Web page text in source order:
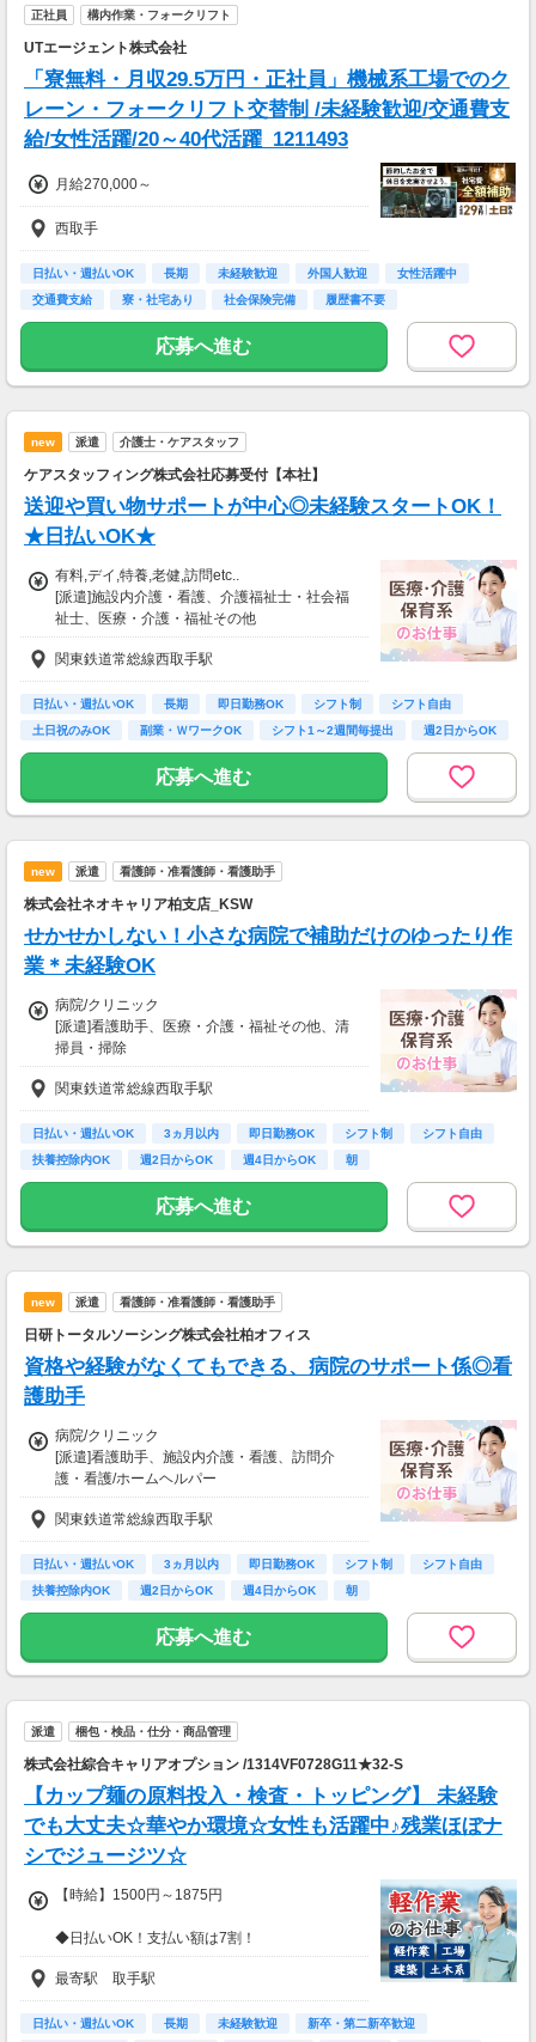
正社員 構内作業・フォークリフト
UTエージェント株式会社
「寮無料・月収29.5万円・正社員」機械系工場でのク
レーン・フォークリフト交替制 /未経験歓迎/交通費支
給/女性活躍/20～40代活躍_1211493
月給270,000～
西取手
日払い・週払いOK 長期 未経験歓迎 外国人歓迎
女性活躍中
交通費支給
寮・社宅あり 社会保険完備 履歴書不要
応募へ進む
new 派遣 介護士・ケアスタッフ
ケアスタッフィング株式会社応募受付【本社】
送迎や買い物サポートが中心◎未経験スタートOK！
★日払いOK★
有料,デイ,特養,老健,訪問etc..
[派遣]施設内介護・看護、介護福祉士・社会福
祉士、医療・介護・福祉その他
[派遣]時給1,650円～
※スタート時給は経験/スキルを考慮して決定
■残業手当
■深夜手当
■日払い/週払い/月払いOK
＜友人紹介インセンティブ＞
紹介されたご友人の就業が
続く限り半永久的に支給！
■就業時間176時間の場合
3名紹介/毎月15,840円UP
7名紹介/毎月36,960円UP
【交通費】
全額支給
少し距離のある方も安心です
※家チカ・駅チカなど通勤が楽な職場もご紹介
関東鉄道常総線西取手駅
日払い・週払いOK 長期 即日勤務OK シフト制
シフト自由
土日祝のみOK
副業・ＷワークOK シフト1～2週間毎提出 週2日からOK
応募へ進む
new 派遣 看護師・准看護師・看護助手
株式会社ネオキャリア柏支店_KSW
せかせかしない！小さな病院で補助だけのゆったり作
業＊未経験OK
病院/クリニック
[派遣]看護助手、医療・介護・福祉その他、清
掃員・掃除
[派遣]時給1,250円～
※22時～翌5時の就労は深夜時給適用
※お給料は最短で週払いOK！（規定有）
※残業代は別途全額支給
月給220000円（月22日勤務・実働1日8h）
※未経験の方：時給1250円で算出した場合とな
ります。
全額支給
※交通費全額支給（派遣先による）
関東鉄道常総線西取手駅
日払い・週払いOK 3ヵ月以内 即日勤務OK シフト制
シフト自由
扶養控除内OK
週2日からOK 週4日からOK 朝
応募へ進む
new 派遣 看護師・准看護師・看護助手
日研トータルソーシング株式会社柏オフィス
資格や経験がなくてもできる、病院のサポート係◎看
護助手
病院/クリニック
[派遣]看護助手、施設内介護・看護、訪問介
護・看護/ホームヘルパー
[派遣]時給1,280円～
※ご経験、資格、勤務先によりスタート時給が
異なります。
★給与週払いOK！(※規定あり)
関東鉄道常総線西取手駅
日払い・週払いOK 3ヵ月以内 即日勤務OK シフト制
シフト自由
扶養控除内OK
週2日からOK 週4日からOK 朝
応募へ進む
派遣 梱包・検品・仕分・商品管理
株式会社綜合キャリアオプション /1314VF0728G11★32-S
【カップ麺の原料投入・検査・トッピング】 未経験
でも大丈夫☆華やか環境☆女性も活躍中♪残業ほぼナ
シでジュージツ☆
【時給】1500円～1875円
◆日払いOK！支払い額は7割！
※規定・支払い条件有
最寄駅 取手駅
日払い・週払いOK 長期 未経験歓迎
新卒・第二新卒歓迎